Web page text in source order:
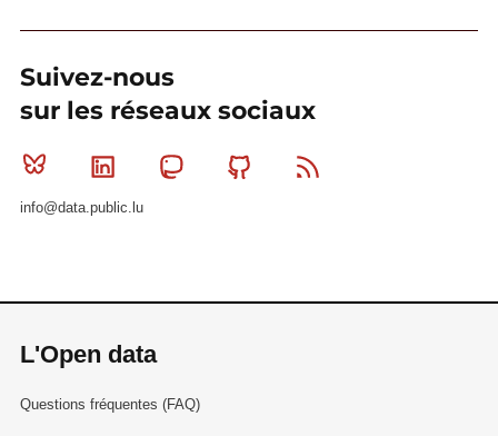
Suivez-nous
sur les réseaux sociaux
Bluesky Linkedin MastodonGithub
info@data.public.lu
L'Open data
Questions fréquentes (FAQ)